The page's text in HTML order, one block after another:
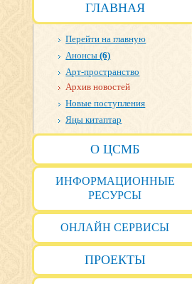
ГЛАВНАЯ
Перейти на главную
Анонсы(6)
Арт-пространство
Архив новостей
Новые поступления
Яңы китаптар
О ЦСМБ
ИНФОРМАЦИОННЫЕ
РЕСУРСЫ
ОНЛАЙН СЕРВИСЫ
ПРОЕКТЫ